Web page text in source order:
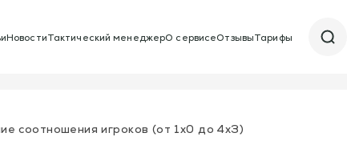
НовостиТактический менеджерО сервисеОтзывыТарифы
соотношения игроков (от 1х0 до 4х3)